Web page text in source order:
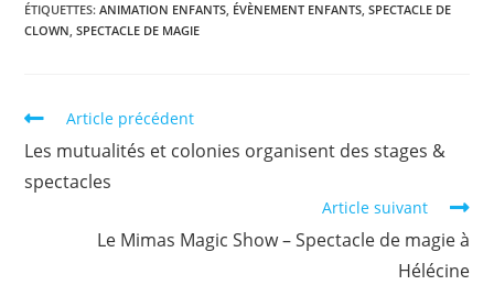
ÉTIQUETTES:ANIMATION ENFANTS, ÉVÈNEMENT ENFANTS, SPECTACLE DE
CLOWN, SPECTACLE DE MAGIE
Article précédent
Les mutualités et colonies organisent des stages &
spectacles
Article suivant
Le Mimas Magic Show – Spectacle de magie à
Hélécine